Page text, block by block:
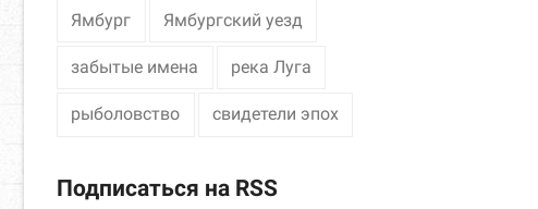
Ямбург Ямбургский уезд
забытые имена река Луга
рыболовство свидетели эпох
Подписаться на RSS